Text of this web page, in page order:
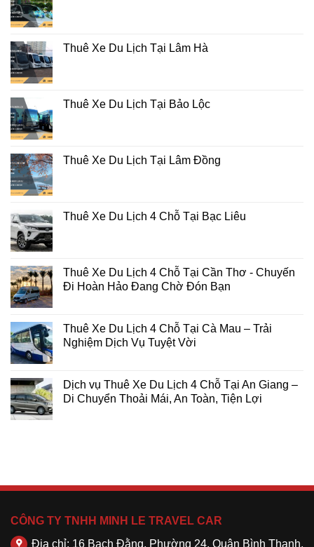
Thuê Xe Du Lịch Tại Lâm Hà
Thuê Xe Du Lịch Tại Bảo Lộc
Thuê Xe Du Lịch Tại Lâm Đồng
Thuê Xe Du Lịch 4 Chỗ Tại Bạc Liêu
Thuê Xe Du Lịch 4 Chỗ Tại Cần Thơ - Chuyến
Đi Hoàn Hảo Đang Chờ Đón Bạn
Thuê Xe Du Lịch 4 Chỗ Tại Cà Mau – Trải
Nghiệm Dịch Vụ Tuyệt Vời
Dịch vụ Thuê Xe Du Lịch 4 Chỗ Tại An Giang –
Di Chuyển Thoải Mái, An Toàn, Tiện Lợi
CÔNG TY TNHH MINH LE TRAVEL CAR
Địa chỉ: 16 Bạch Đằng, Phường 24, Quận Bình Thạnh,